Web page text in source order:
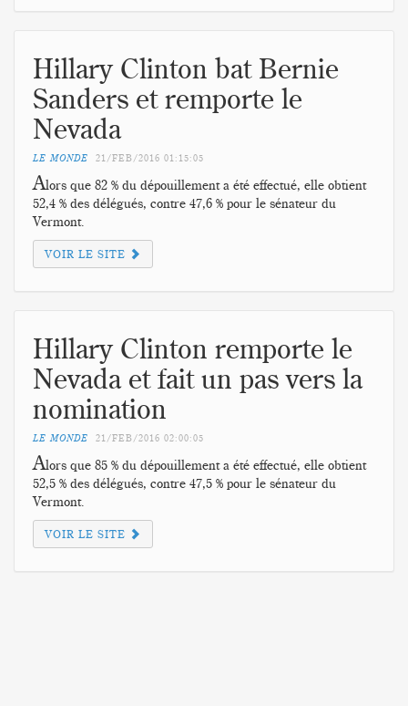
Hillary Clinton bat Bernie
Sanders et remporte le
Nevada
LE MONDE 21/FEB/2016 01:15:05
Alors que 82 % du dépouillement a été effectué, elle obtient
52,4 % des délégués, contre 47,6 % pour le sénateur du
Vermont.
VOIR LE SITE
Hillary Clinton remporte le
Nevada et fait un pas vers la
nomination
LE MONDE 21/FEB/2016 02:00:05
Alors que 85 % du dépouillement a été effectué, elle obtient
52,5 % des délégués, contre 47,5 % pour le sénateur du
Vermont.
VOIR LE SITE